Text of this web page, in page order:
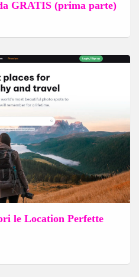
GRATIS (prima parte)
le Location Perfette